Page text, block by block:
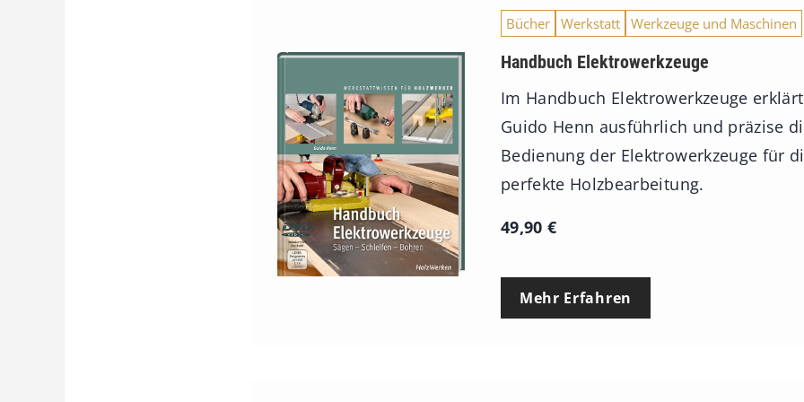
Bücher Werkstatt Werkzeuge und Maschinen
Handbuch Elektrowerkzeuge
Im Handbuch Elektrowerkzeuge erklärt
Guido Henn ausführlich und präzise
Bedienung der Elektrowerkzeuge für
perfekte Holzbearbeitung.
49,90 €
Mehr Erfahren